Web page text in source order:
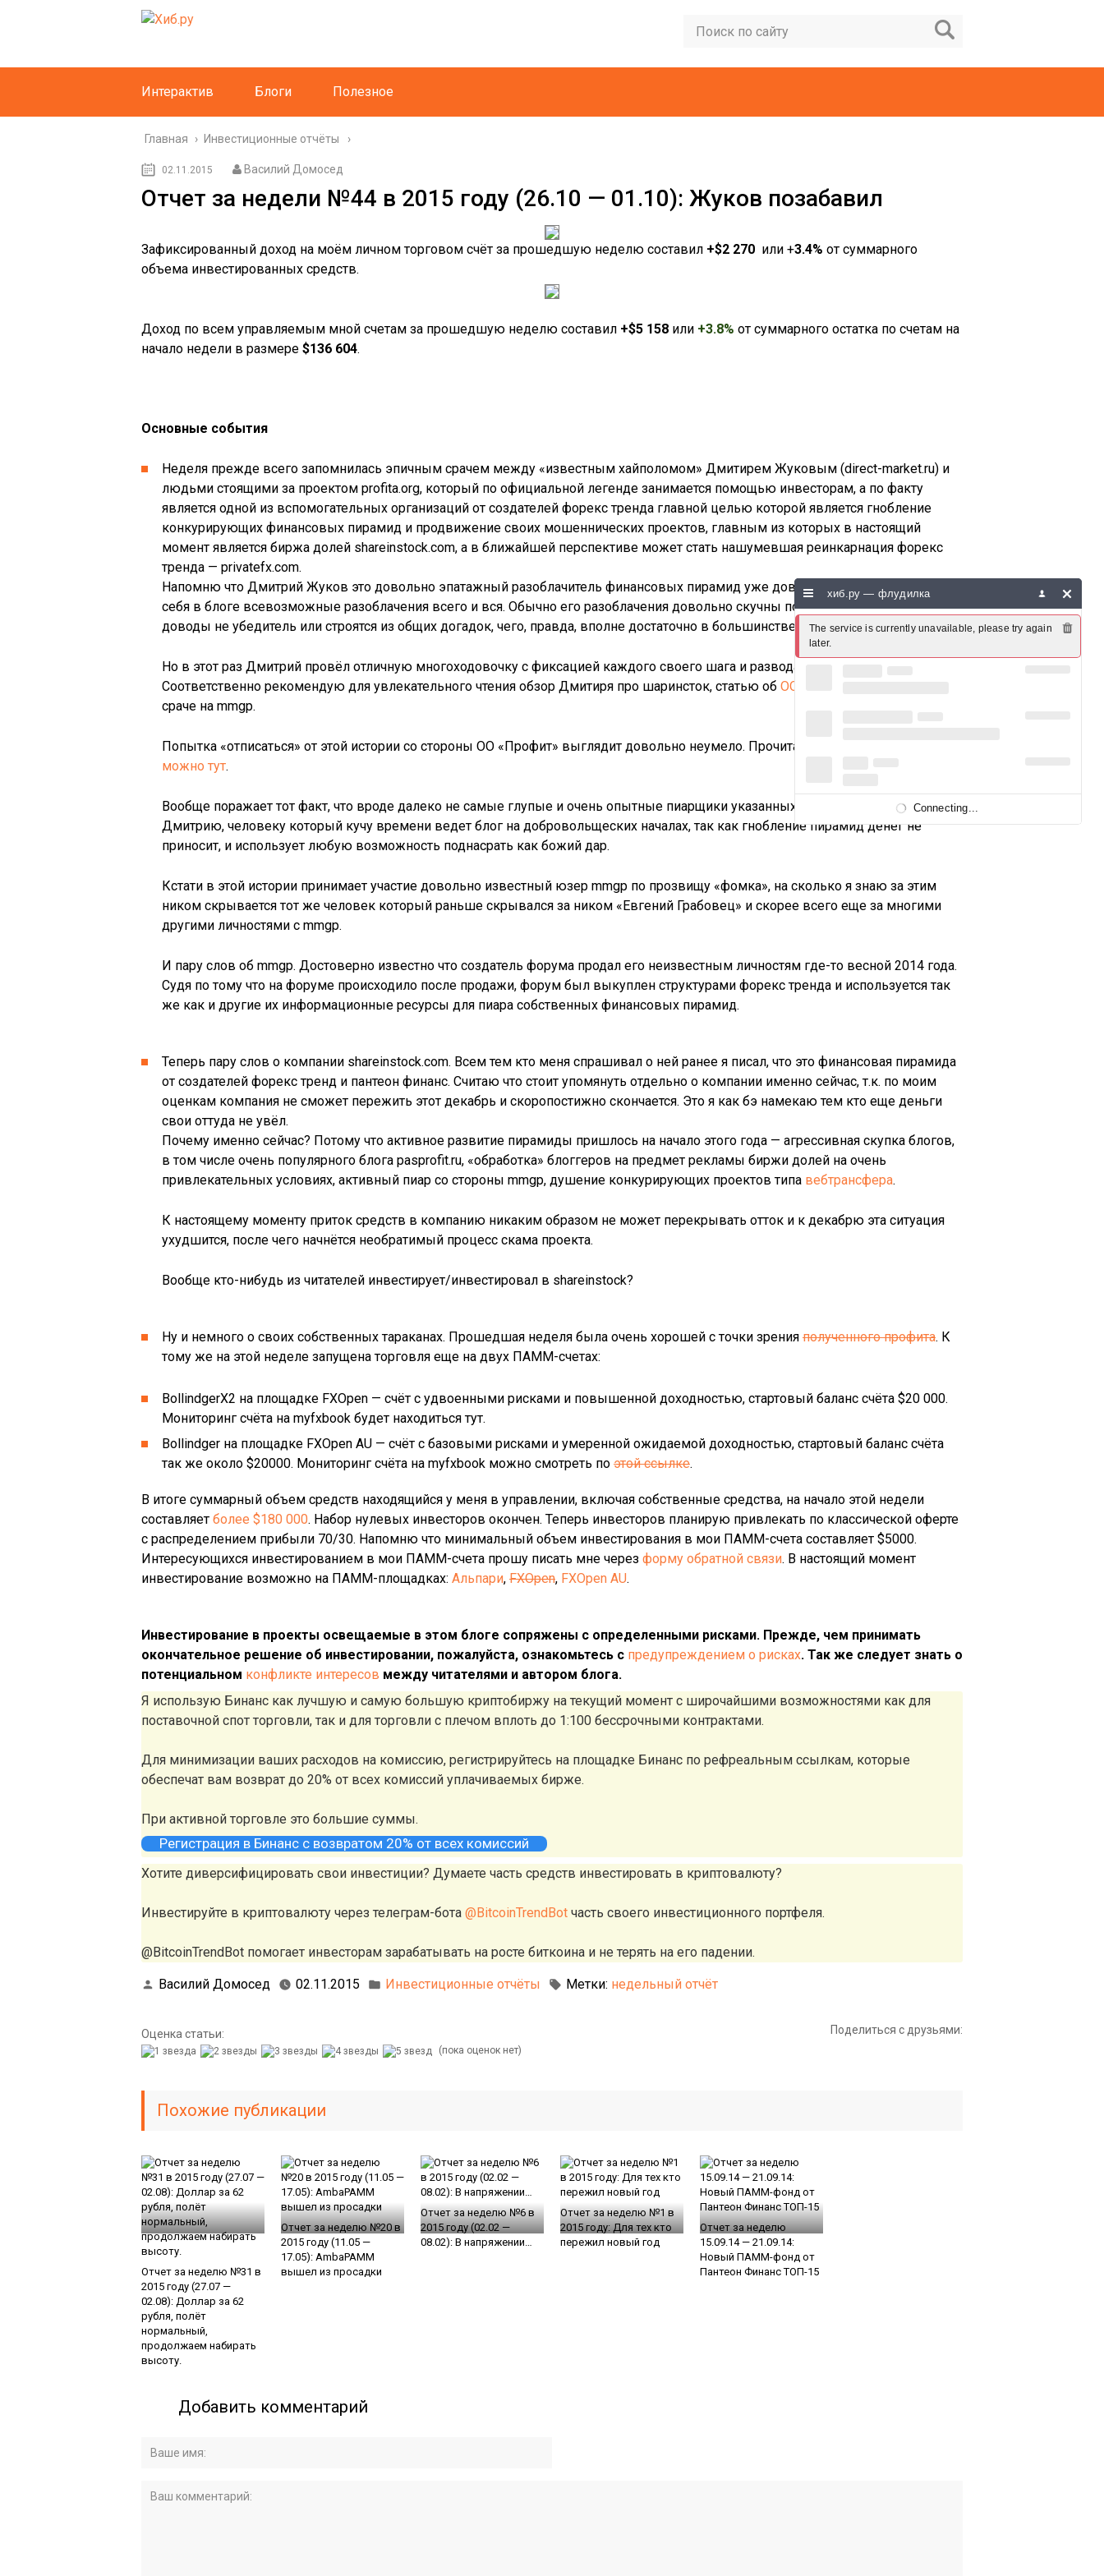
Интерактив Блоги Полезное
Главная › Инвестиционные отчёты
02.11.2015 Василий Домосед
Отчет за недели №44 в 2015 году (26.10 — 01.10): Жуков позабавил
Зафиксированный доход на моём личном торговом счёт за прошедшую неделю составил +$2 270 или +3.4% от суммарного
объема инвестированных средств.
Доход по всем управляемым мной счетам за прошедшую неделю составил +$5 158 или +3.8% от суммарного остатка по счетам на
начало недели в размере $136 604.
Основные события
Неделя прежде всего запомнилась эпичным срачем между «известным хайполомом» Дмитирем Жуковым (direct-market.ru) и
людьми стоящими за проектом profita.org, который по официальной легенде занимается помощью инвесторам, а по факту
является одной из вспомогательных организаций от создателей форекс тренда главной целью которой является гнобление
конкурирующих финансовых пирамид и продвижение своих мошеннических проектов, главным из которых в настоящий
момент является биржа долей shareinstock.com, а в ближайшей перспективе может стать нашумевшая реинкарнация форекс
тренда — privatefx.com.
Напомню что Дмитрий Жуков это довольно эпатажный разоблачитель финансовых пирамид уже довольно давно пишущий у
себя в блоге всевозможные разоблачения всего и вся. Обычно его разоблачения довольно скучны по своему содержанию, а
доводы не убедитель или строятся из общих догадок, чего, правда, вполне достаточно в большинстве случаев.
Но в этот раз Дмитрий провёл отличную многоходовочку с фиксацией каждого своего шага и развода мошенников на деньги.
Соответственно рекомендую для увлекательного чтения обзор Дмитиря про шаринсток, статью об ОО «Профит»
сраче на mmgp.
Попытка «отписаться» от этой истории со стороны ОО «Профит» выглядит довольно неумело. Прочитать их версию событий
можно тут.
Вообще поражает тот факт, что вроде далеко не самые глупые и очень опытные пиарщики указанных выше пирамид полезли к
Дмитрию, человеку который кучу времени ведет блог на добровольщеских началах, так как гнобление пирамид денег не
приносит, и использует любую возможность поднасрать как божий дар.
Кстати в этой истории принимает участие довольно известный юзер mmgp по прозвищу «фомка», на сколько я знаю за этим
ником скрывается тот же человек который раньше скрывался за ником «Евгений Грабовец» и скорее всего еще за многими
другими личностями с mmgp.
И пару слов об mmgp. Достоверно известно что создатель форума продал его неизвестным личностям где-то весной 2014 года.
Судя по тому что на форуме происходило после продажи, форум был выкуплен структурами форекс тренда и используется так
же как и другие их информационные ресурсы для пиара собственных финансовых пирамид.
Теперь пару слов о компании shareinstock.com. Всем тем кто меня спрашивал о ней ранее я писал, что это финансовая пирамида
от создателей форекс тренд и пантеон финанс. Считаю что стоит упомянуть отдельно о компании именно сейчас, т.к. по моим
оценкам компания не сможет пережить этот декабрь и скоропостижно скончается. Это я как бэ намекаю тем кто еще деньги
свои оттуда не увёл.
Почему именно сейчас? Потому что активное развитие пирамиды пришлось на начало этого года — агрессивная скупка блогов,
в том числе очень популярного блога pasprofit.ru, «обработка» блоггеров на предмет рекламы биржи долей на очень
привлекательных условиях, активный пиар со стороны mmgp, душение конкурирующих проектов типа вебтрансфера.
К настоящему моменту приток средств в компанию никаким образом не может перекрывать отток и к декабрю эта ситуация
ухудшится, после чего начнётся необратимый процесс скама проекта.
Вообще кто-нибудь из читателей инвестирует/инвестировал в shareinstock?
Ну и немного о своих собственных тараканах. Прошедшая неделя была очень хорошей с точки зрения полученного профита. К
тому же на этой неделе запущена торговля еще на двух ПАММ-счетах:
BollindgerX2 на площадке FXOpen — счёт с удвоенными рисками и повышенной доходностью, стартовый баланс счёта $20 000.
Мониторинг счёта на myfxbook будет находиться тут.
Bollindger на площадке FXOpen AU — счёт с базовыми рисками и умеренной ожидаемой доходностью, стартовый баланс счёта
так же около $20000. Мониторинг счёта на myfxbook можно смотреть по этой ссылке.
В итоге суммарный объем средств находящийся у меня в управлении, включая собственные средства, на начало этой недели
составляет более $180 000. Набор нулевых инвесторов окончен. Теперь инвесторов планирую привлекать по классической оферте
с распределением прибыли 70/30. Напомню что минимальный объем инвестирования в мои ПАММ-счета составляет $5000.
Интересующихся инвестированием в мои ПАММ-счета прошу писать мне через форму обратной связи. В настоящий момент
инвестирование возможно на ПАММ-площадках: Альпари, FXOpen, FXOpen AU.
Инвестирование в проекты освещаемые в этом блоге сопряжены с определенными рисками. Прежде, чем принимать
окончательное решение об инвестировании, пожалуйста, ознакомьтесь с предупреждением о рисках. Так же следует знать о
потенциальном конфликте интересов между читателями и автором блога.
Я использую Бинанс как лучшую и самую большую криптобиржу на текущий момент с широчайшими возможностями как для
поставочной спот торговли, так и для торговли с плечом вплоть до 1:100 бессрочными контрактами.
Для минимизации ваших расходов на комиссию, регистрируйтесь на площадке Бинанс по рефреальным ссылкам, которые
обеспечат вам возврат до 20% от всех комиссий уплачиваемых бирже.
При активной торговле это большие суммы.
Регистрация в Бинанс с возвратом 20% от всех комиссий
Хотите диверсифицировать свои инвестиции? Думаете часть средств инвестировать в криптовалюту?
Инвестируйте в криптовалюту через телеграм-бота @BitcoinTrendBot часть своего инвестиционного портфеля.
@BitcoinTrendBot помогает инвесторам зарабатывать на росте биткоина и не терять на его падении.
Василий Домосед 02.11.2015 Инвестиционные отчёты Метки: недельный отчёт
Оценка статьи:
(пока оценок нет)
Поделиться с друзьями:
Похожие публикации
Отчет за неделю №31 в
2015 году (27.07 —
02.08): Доллар за 62
рубля, полёт
нормальный,
продолжаем набирать
высоту.
Отчет за неделю №20 в
2015 году (11.05 —
17.05): AmbaPAMM
вышел из просадки
Отчет за неделю №6 в
2015 году (02.02 —
08.02): В напряжении…
Отчет за неделю №1 в
2015 году: Для тех кто
пережил новый год
Отчет за неделю
15.09.14 — 21.09.14:
Новый ПАММ-фонд от
Пантеон Финанс ТОП-15
Добавить комментарий
хиб.ру — флудилка
The service is currently unavailable, please try again
later.
Connecting...